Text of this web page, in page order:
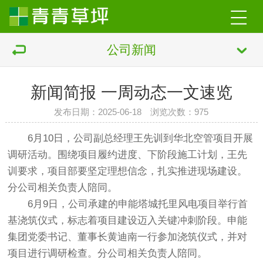
公司新闻
新闻简报 一周动态一文速览
发布日期：2025-06-18 浏览次数： 975
6月10日，公司副总经理王先训到华北空管项目开展
调研活动。围绕项目履约进度、下阶段施工计划，王先
训要求，项目部要坚定理想信念，扎实推进现场建设。
分公司相关负责人陪同。
6月9日，公司承建的申能塔城托里风电项目举行首
基浇筑仪式，标志着项目建设迈入关键冲刺阶段。申能
集团党委书记、董事长黄迪南一行参加浇筑仪式，并对
项目进行调研检查。分公司相关负责人陪同。